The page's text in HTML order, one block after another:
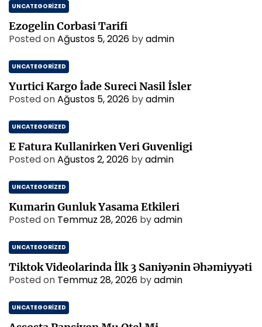
UNCATEGORIZED
Ezogelin Corbasi Tarifi
Posted onAğustos 5, 2026 byadmin
UNCATEGORIZED
Yurtici Kargo İade Sureci Nasil İsler
Posted onAğustos 5, 2026 byadmin
UNCATEGORIZED
E Fatura Kullanirken Veri Guvenligi
Posted onAğustos 2, 2026 byadmin
UNCATEGORIZED
Kumarin Gunluk Yasama Etkileri
Posted on Temmuz 28, 2026 byadmin
UNCATEGORIZED
Tiktok Videolarinda İlk 3 Saniyənin Əhəmiyyəti
Posted on Temmuz 28, 2026 byadmin
UNCATEGORIZED